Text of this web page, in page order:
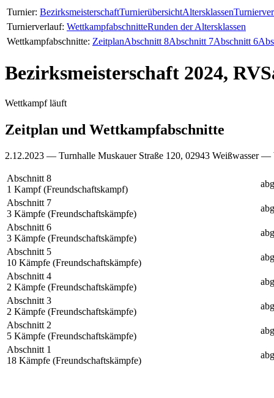
Turnier: BezirksmeisterschaftTurnierübersichtAltersklassen
Turnierverlauf: WettkampfabschnitteRunden der Altersklassen
Wettkampfabschnitte: ZeitplanAbschnitt 8Abschnitt 7Abschnitt 6
Bezirksmeisterschaft 2024,
Wettkampf läuft
Zeitplan und Wettkampfabschnitte
2.12.2023 — Turnhalle Muskauer Straße 120, 02943 Weißwasser —
Abschnitt 8
1 Kampf (Freundschaftskampf)
Abschnitt 7
3 Kämpfe (Freundschaftskämpfe)
Abschnitt 6
3 Kämpfe (Freundschaftskämpfe)
Abschnitt 5
10 Kämpfe (Freundschaftskämpfe)
Abschnitt 4
2 Kämpfe (Freundschaftskämpfe)
Abschnitt 3
2 Kämpfe (Freundschaftskämpfe)
Abschnitt 2
5 Kämpfe (Freundschaftskämpfe)
Abschnitt 1
18 Kämpfe (Freundschaftskämpfe)